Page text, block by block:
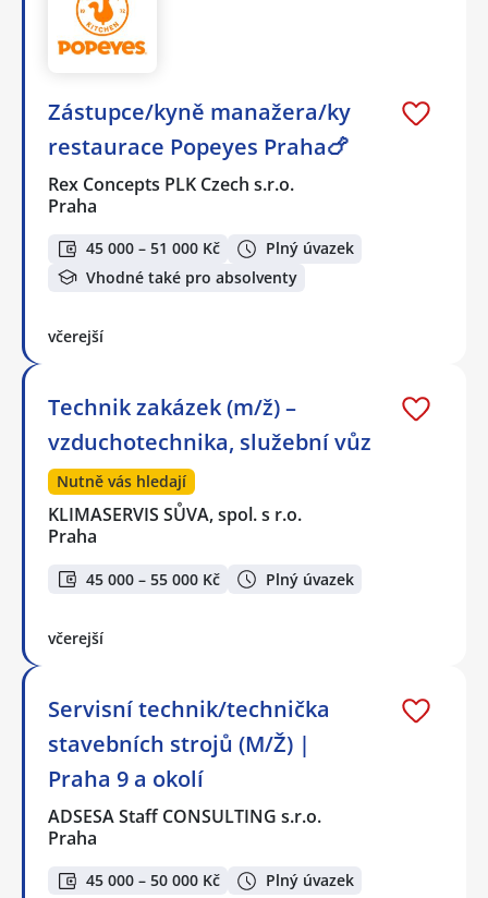
Zástupce/kyně manažera/ky
restaurace Popeyes Praha🍗
Rex Concepts PLK Czech s.r.o.
Praha
45 000 – 51 000 Kč
Plný úvazek
Vhodné také pro absolventy
včerejší
Technik zakázek (m/ž) –
vzduchotechnika, služební vůz
Nutně vás hledají
KLIMASERVIS SŮVA, spol. s r.o.
Praha
45 000 – 55 000 Kč Plný úvazek
včerejší
Servisní technik/technička
stavebních strojů (M/Ž) |
Praha 9 a okolí
ADSESA Staff CONSULTING s.r.o.
Praha
45 000 – 50 000 Kč Plný úvazek